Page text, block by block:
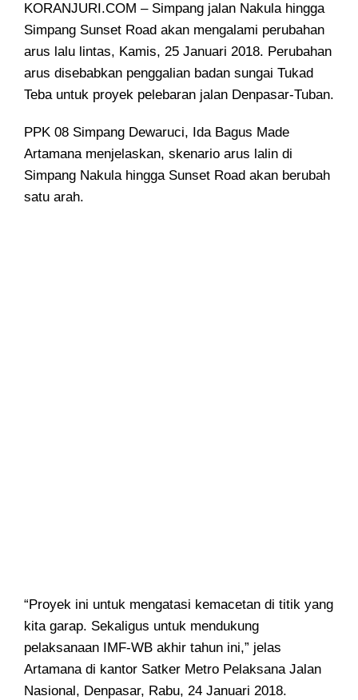
KORANJURI.COM – Simpang jalan Nakula hingga
Simpang Sunset Road akan mengalami perubahan
arus lalu lintas, Kamis, 25 Januari 2018. Perubahan
arus disebabkan penggalian badan sungai Tukad
Teba untuk proyek pelebaran jalan Denpasar-Tuban.
PPK 08 Simpang Dewaruci, Ida Bagus Made
Artamana menjelaskan, skenario arus lalin di
Simpang Nakula hingga Sunset Road akan berubah
satu arah.
“Proyek ini untuk mengatasi kemacetan di titik yang
kita garap. Sekaligus untuk mendukung
pelaksanaan IMF-WB akhir tahun ini,” jelas
Artamana di kantor Satker Metro Pelaksana Jalan
Nasional, Denpasar, Rabu, 24 Januari 2018.